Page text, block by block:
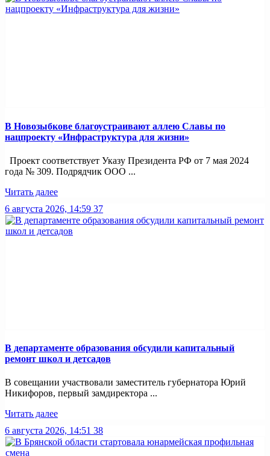
В Новозыбкове благоустраивают аллею Славы по
нацпроекту «Инфраструктура для жизни»
Проект соответствует Указу Президента РФ от 7 мая 2024
года № 309. Подрядчик ООО ...
Читать далее
6 августа 2026, 14:59 37
В департаменте образования обсудили капитальный
ремонт школ и детсадов
В совещании участвовали заместитель губернатора Юрий
Никифоров, первый замдиректора ...
Читать далее
6 августа 2026, 14:51 38